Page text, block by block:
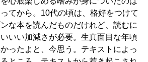
てから。10代の頃は、格好をつけて
な本を読んだものだけれど、読むに
いい加減さが必要。生真面目な年頃
ったよと、今思う。テキストによっ